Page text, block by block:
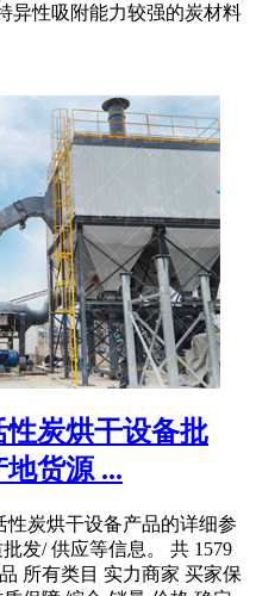
异性吸附能力较强的炭材料
炭烘干设备批
货源 ...
性炭烘干设备产品的详细参
发/ 供应等信息。 共 1579
所有类目 实力商家 买家保